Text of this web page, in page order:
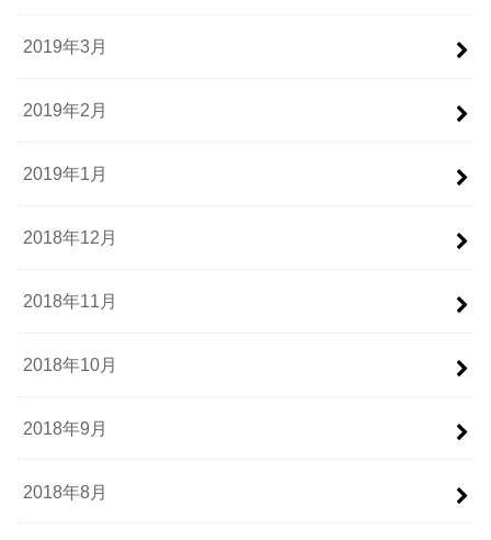
2019年3月
2019年2月
2019年1月
2018年12月
2018年11月
2018年10月
2018年9月
2018年8月